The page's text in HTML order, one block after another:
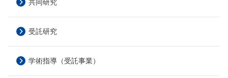
共同研究
受託研究
学術指導（受託事業）